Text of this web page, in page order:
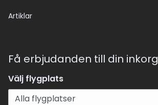
Artiklar
Få erbjudanden till din inkorg
Välj flygplats